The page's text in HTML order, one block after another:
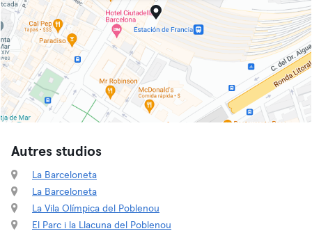
Autres studios
La Barceloneta
La Barceloneta
La Vila Olímpica del Poblenou
El Parc i la Llacuna del Poblenou